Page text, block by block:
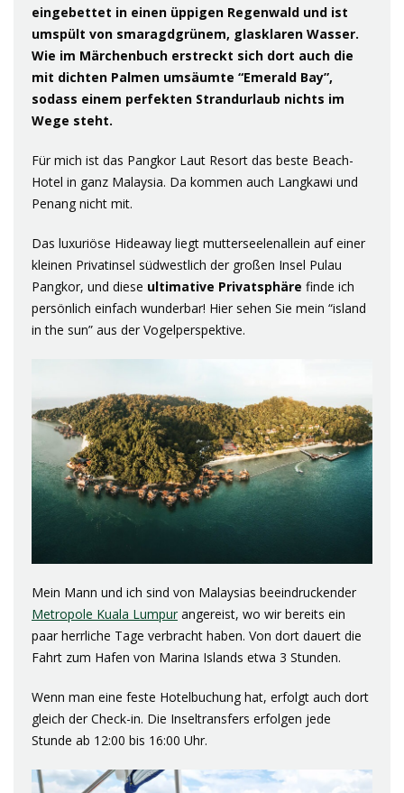
eingebettet in einen üppigen Regenwald und ist
umspült von smaragdgrünem, glasklaren Wasser.
Wie im Märchenbuch erstreckt sich dort auch die
mit dichten Palmen umsäumte “Emerald Bay”,
sodass einem perfekten Strandurlaub nichts im
Wege steht.
Für mich ist das Pangkor Laut Resort das beste Beach-
Hotel in ganz Malaysia. Da kommen auch Langkawi und
Penang nicht mit.
Das luxuriöse Hideaway liegt mutterseelenallein auf einer
kleinen Privatinsel südwestlich der großen Insel Pulau
Pangkor, und diese ultimative Privatsphäre finde ich
persönlich einfach wunderbar! Hier sehen Sie mein “island
in the sun” aus der Vogelperspektive.
Mein Mann und ich sind von Malaysias beeindruckender
Metropole Kuala Lumpur angereist, wo wir bereits ein
paar herrliche Tage verbracht haben. Von dort dauert die
Fahrt zum Hafen von Marina Islands etwa 3 Stunden.
Wenn man eine feste Hotelbuchung hat, erfolgt auch dort
gleich der Check-in. Die Inseltransfers erfolgen jede
Stunde ab 12:00 bis 16:00 Uhr.